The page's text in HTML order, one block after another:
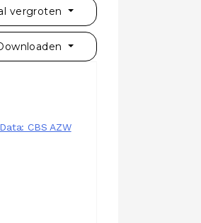
vergroten